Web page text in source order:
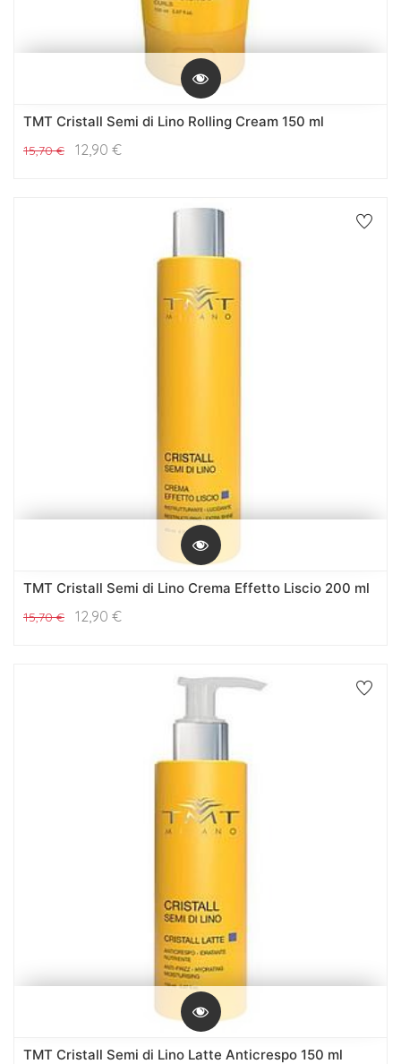
TMT Cristall Semi di Lino Rolling Cream 150 ml
15,70€ 12,90 €
TMT Cristall Semi di Lino Crema Effetto Liscio 200 ml
15,70€ 12,90 €
TMT Cristall Semi di Lino Latte Anticrespo 150 ml